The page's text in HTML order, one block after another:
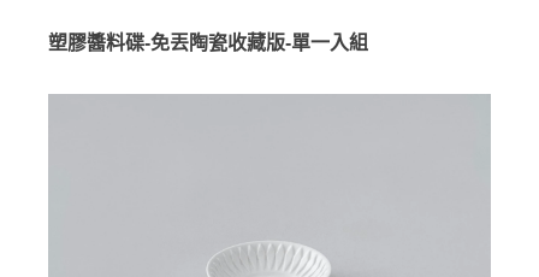
塑膠醬料碟-免丟陶瓷收藏版-單一入組